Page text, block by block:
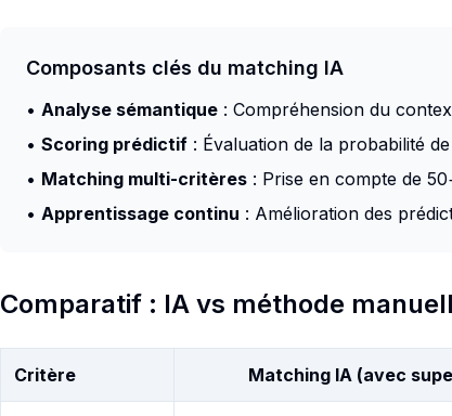
Composants clés du matching IA
• Analyse sémantique : Compréhension du
• Scoring prédictif : Évaluation de la probabilité
• Matching multi-critères : Prise en compte de
• Apprentissage continu : Amélioration des
Comparatif : IA vs méthode
Critère Matching IA (avec